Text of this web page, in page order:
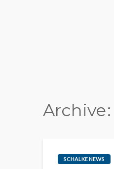
Archive
SCHALKE NEWS